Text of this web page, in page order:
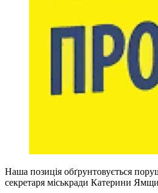
Наша позиція обґрунтовується
секретаря міськради Катерини